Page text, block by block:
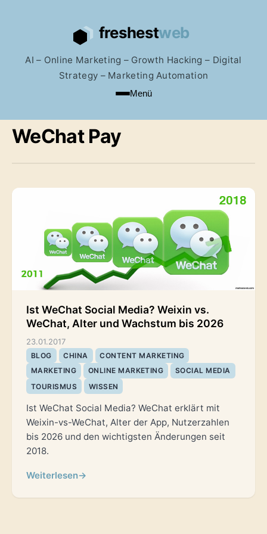
AI – Online Marketing – Growth Hacking – Digital
Strategy – Marketing Automation
Menü
WeChat Pay
Ist WeChat Social Media? Weixin vs.
WeChat, Alter und Wachstum bis 2026
23.01.2017
BLOG CHINA
CONTENT MARKETING
MARKETING
ONLINE MARKETING
SOCIAL MEDIA
TOURISMUS
WISSEN
Ist WeChat Social Media? WeChat erklärt mit
Weixin-vs-WeChat, Alter der App, Nutzerzahlen
bis 2026 und den wichtigsten Änderungen seit
2018.
Weiterlesen→